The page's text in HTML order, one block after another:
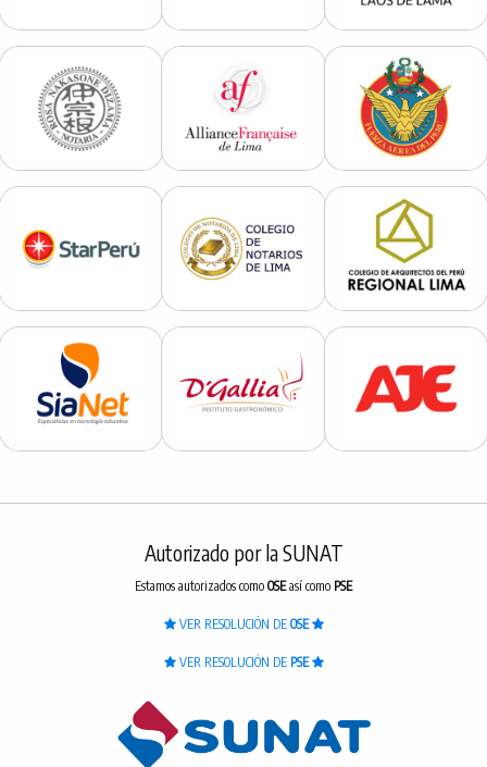
Autorizado por la SUNAT
Estamos autorizados como OSEasí como PSE
VER RESOLUCIÓN DE OSE
VER RESOLUCIÓN DE PSE